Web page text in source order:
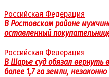
Российская Федерация
В Ростовском районе
оставленный
Российская Федерация
В Шарье суд обязал вернуть
более 1,7 га земли,